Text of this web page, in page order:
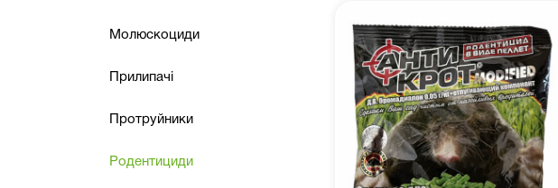
Молюскоциди
Прилипачі
Протруйники
Родентициди